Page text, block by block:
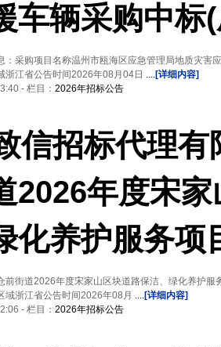
车辆采购中标
：采购项目名称温州市瓯海区应急管理局地质灾害
浙江省公告时间2026年08月04日 ....[详细内容]
- 栏目： 2026年招标公告
信招标代理有
2026年度宋
化养护服务项
前街道2026年度宋家山区块道路保洁、绿化养护服
域浙江省公告时间2026年08月 ....[详细内容]
- 栏目： 2026年招标公告